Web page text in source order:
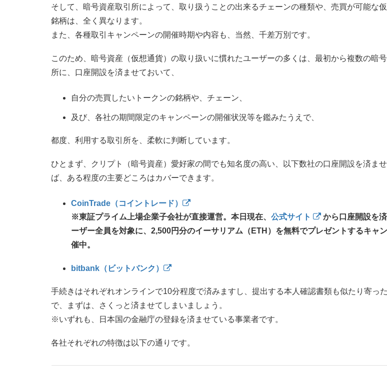
そして、暗号資産取引所によって、取り扱うことの出来るチェーンの種類や、売買が可能な
銘柄は、全く異なります。
また、各種取引キャンペーンの開催時期や内容も、当然、千差万別です。
このため、暗号資産（仮想通貨）の取り扱いに慣れたユーザーの多くは、最初から複数の暗号
所に、口座開設を済ませておいて、
自分の売買したいトークンの銘柄や、チェーン、
及び、各社の期間限定のキャンペーンの開催状況等を鑑みたうえで、
都度、利用する取引所を、柔軟に判断しています。
ひとまず、クリプト（暗号資産）愛好家の間でも知名度の高い、以下数社の口座開設を済ま
ば、ある程度の主要どころはカバーできます。
CoinTrade（コイントレード）
※東証プライム上場企業子会社が直接運営。本日現在、 公式サイト
から口座開設を
ーザー全員を対象に、2,500円分のイーサリアム（ETH）を無料でプレゼントするキャ
催中。
bitbank（ビットバンク）
手続きはそれぞれオンラインで10分程度で済みますし、提出する本人確認書類も似たり寄っ
で、まずは、さくっと済ませてしまいましょう。
※いずれも、日本国の金融庁の登録を済ませている事業者です。
各社それぞれの特徴は以下の通りです。